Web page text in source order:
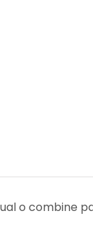
o combine